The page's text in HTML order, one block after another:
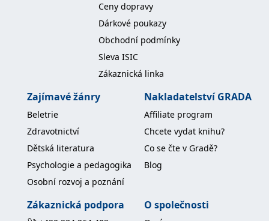
Ceny dopravy
Dárkové poukazy
Obchodní podmínky
Sleva ISIC
Zákaznická linka
Zajímavé žánry
Beletrie
Zdravotnictví
Dětská literatura
Psychologie a pedagogika
Osobní rozvoj a poznání
Nakladatelství GRADA
Affiliate program
Chcete vydat knihu?
Co se čte v Gradě?
Blog
Zákaznická podpora O společnosti
Nezbytně nutné soubory cookie umožňují základní funkce webových
stránek, jako je přihlášení uživatele a správa účtu. Webové stránky nelze
bez nezbytně nutných souborů cookie správně používat.
Provider /
Doména
CookieScript
služba
Script.com k
předvoleb
soubory
Cookie-
Script.com